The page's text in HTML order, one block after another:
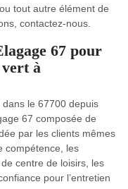
tout autre élément de
contactez-nous.
67 pour
vert à
le 67700 depuis
67 composée de
par les clients mêmes
compétence, les
centre de loisirs, les
pour l’entretien